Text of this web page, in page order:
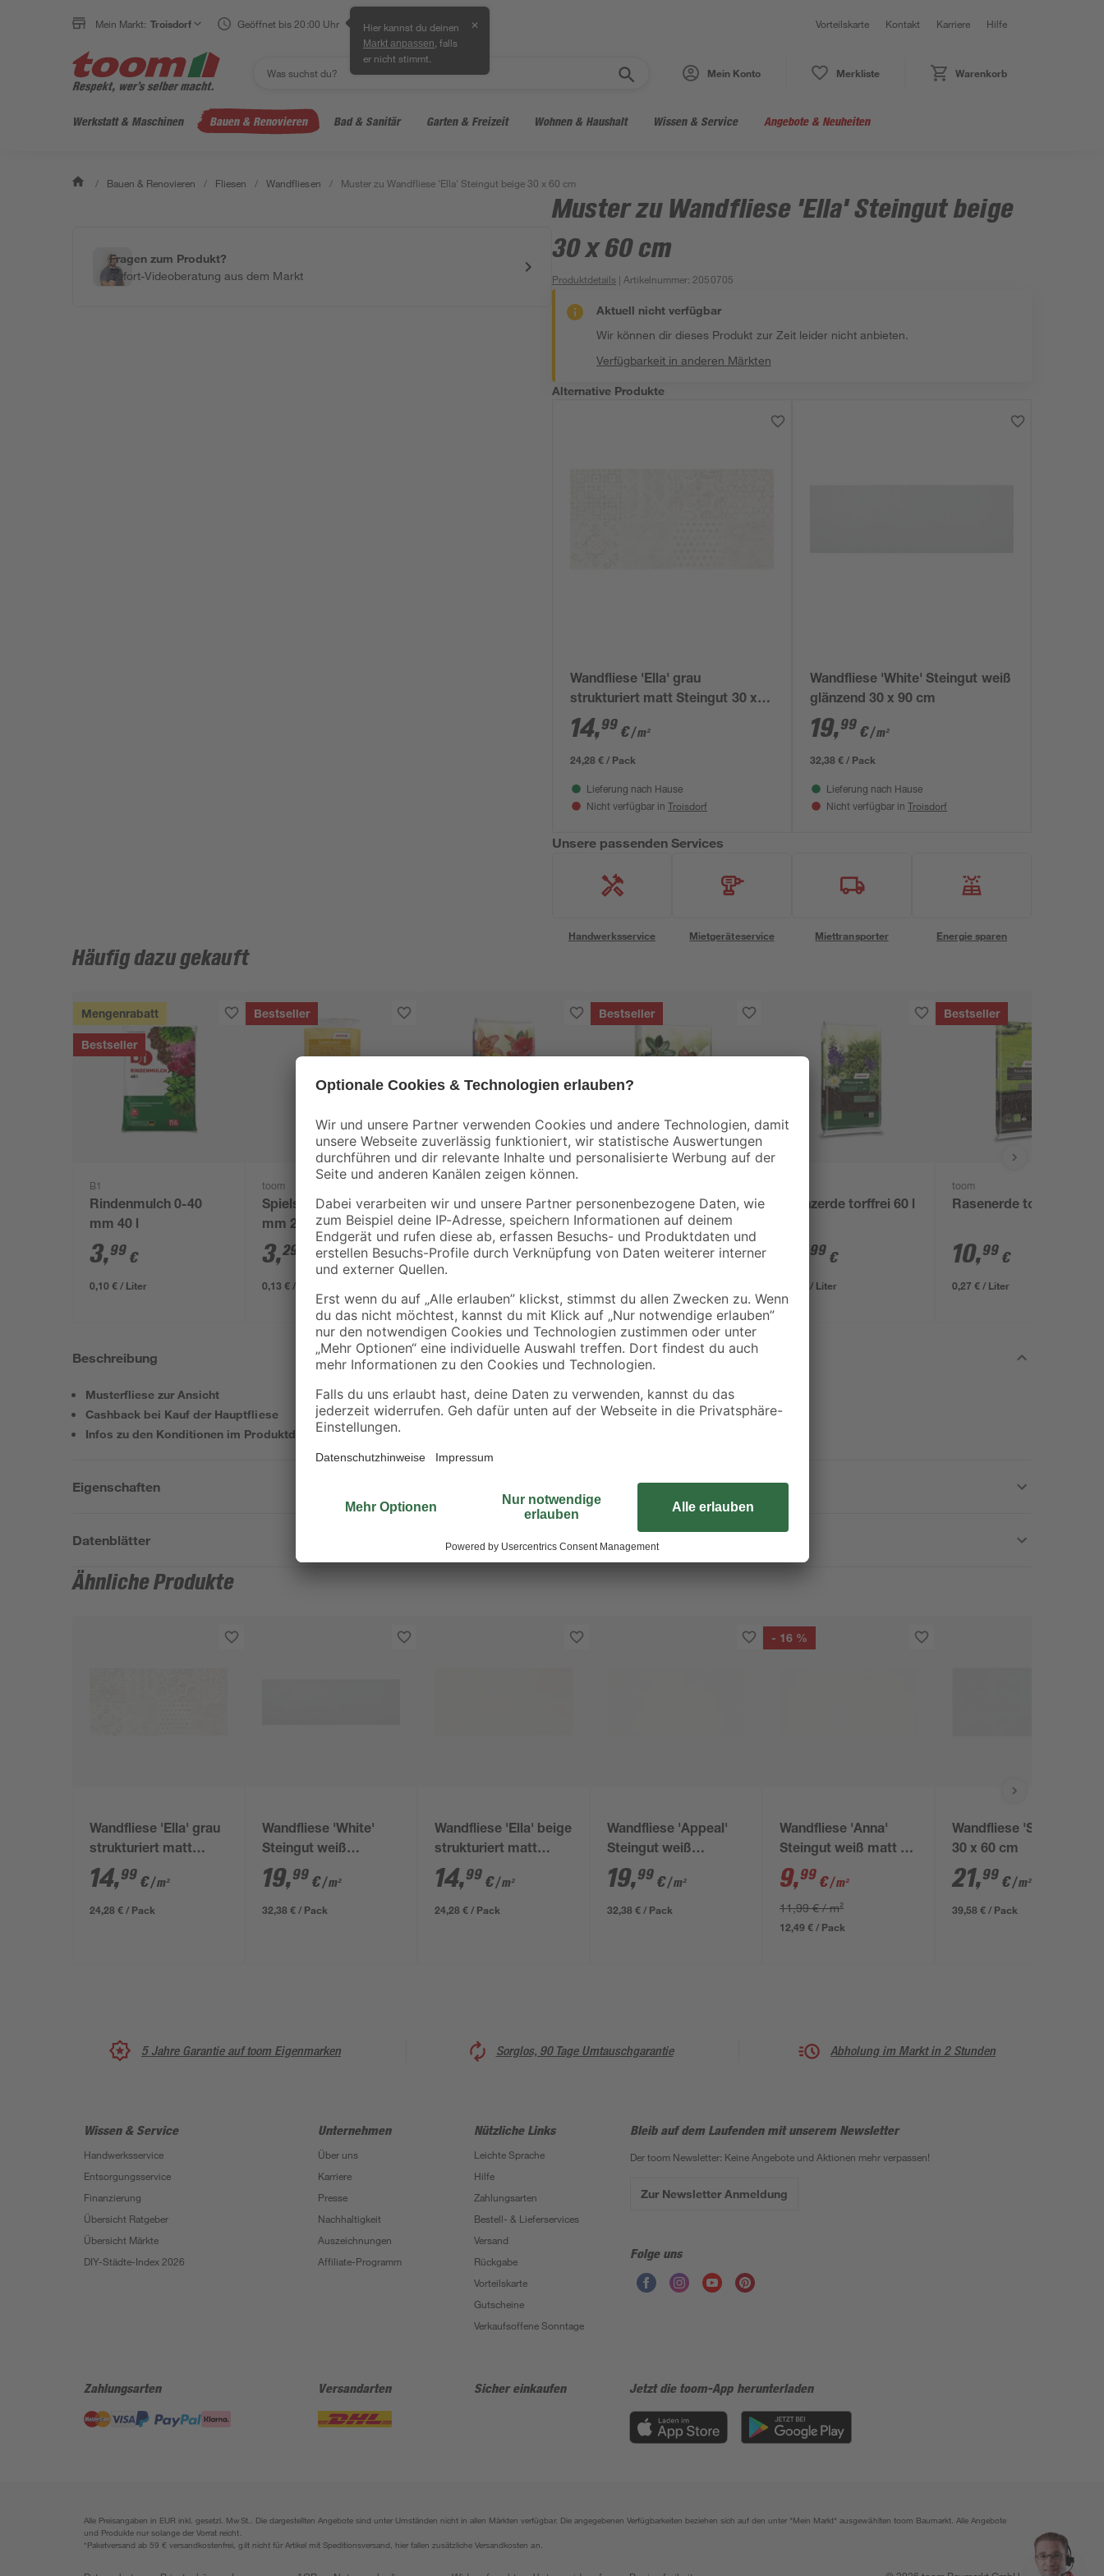
Mein Markt: Troisdorf Geöffnet bis 20:00 Uhr Hier kannst du deinen
Markt anpassen , falls
er nicht stimmt.
✕ Vorteilskarte Kontakt Karriere Hilfe
Mein Konto Merkliste Warenkorb
Werkstatt & Maschinen Bauen & Renovieren Bad & Sanitär Garten & Freizeit Wohnen & Haushalt Wissen & Service Angebote & Neuheiten
/ Bauen & Renovieren / Fliesen / Wandfliesen / Muster zu Wandfliese 'Ella' Steingut beige 30 x 60 cm
Fragen zum Produkt?
Sofort-Videoberatung aus dem Markt
Muster zu Wandfliese 'Ella' Steingut beige
30 x 60 cm
Produktdetails | Artikelnummer: 2050705
Aktuell nicht verfügbar
Wir können dir dieses Produkt zur Zeit leider nicht anbieten.
Verfügbarkeit in anderen Märkten
Alternative Produkte
Wandfliese 'Ella' grau
strukturiert matt Steingut 30 x
60 cm
14,99 €/ m²
24,28 € / Pack
Lieferung nach Hause
Nicht verfügbar in Troisdorf
Wandfliese 'White' Steingut weiß
glänzend 30 x 90 cm
19,99 €/ m²
32,38 € / Pack
Lieferung nach Hause
Nicht verfügbar in Troisdorf
Unsere passenden Services
Handwerksservice Mietgeräteservice Miettransporter Energie sparen
Häufig dazu gekauft
Mengenrabatt
Bestseller
B1
Rindenmulch 0-40
mm 40 l
3,99 €
0,10 € / Liter
Bestseller
toom
Spielsand beige 0-2
mm 25 kg
3,29
0,13 € / Kilogramm
Blumenerde torffrei
50 l
9,99 €
Bestseller
Zimmerpflanzenerde
torffrei 10 l
5,99 €
Pflanzerde torffrei 60 l
99 €
0,22 € / Liter
Bestseller
toom
Rasenerde torffrei 40 l
10,99 €
0,27 € / Liter
Beschreibung
Musterfliese zur Ansicht
Cashback bei Kauf der Hauptfliese
Infos zu den Konditionen im Produktdatenblatt
Eigenschaften
Datenblätter
Ähnliche Produkte
Wandfliese 'Ella' grau
strukturiert matt
Steingut 30 x 60 cm
14,99 €/ m²
24,28 € / Pack
Wandfliese 'White'
Steingut weiß
glänzend 30 x 90 cm
19,99 €/ m²
32,38 € / Pack
Wandfliese 'Ella' beige
strukturiert matt
Steingut 30 x 60 cm
14,99 €/ m²
24,28 € / Pack
Wandfliese 'Appeal'
Steingut weiß
matt/glänzend 30 x 60
cm
19,99 €/ m²
32,38 € / Pack
- 16 %
Wandfliese 'Anna'
Steingut weiß matt 30
x 60 cm
9,99 €/ m²
11,99 € / m²
12,49 € / Pack
Wandfliese 'Seal' weiß
30 x 60 cm
21,99 €/ m²
39,58 € / Pack
5 Jahre Garantie auf toom Eigenmarken Sorglos, 90 Tage Umtauschgarantie Abholung im Markt in 2 Stunden
Wissen & Service
Handwerksservice
Entsorgungsservice
Finanzierung
Übersicht Ratgeber
Übersicht Märkte
DIY-Städte-Index 2026
Unternehmen
Über uns
Karriere
Presse
Nachhaltigkeit
Auszeichnungen
Affiliate-Programm
Nützliche Links
Leichte Sprache
Hilfe
Zahlungsarten
Bestell- & Lieferservices
Versand
Rückgabe
Vorteilskarte
Gutscheine
Verkaufsoffene Sonntage
Bleib auf dem Laufenden mit unserem Newsletter
Der toom Newsletter: Keine Angebote und Aktionen mehr verpassen!
Zur Newsletter Anmeldung
Folge uns
Zahlungsarten Versandarten Sicher einkaufen Jetzt die toom-App herunterladen
Alle Preisangaben in EUR inkl. gesetzl. MwSt.. Die dargestellten Angebote sind unter Umständen nicht in allen Märkten verfügbar. Die angegebenen Verfügbarkeiten beziehen sich auf den unter "Mein Markt" ausgewählten toom Baumarkt. Alle Angebote
und Produkte nur solange der Vorrat reicht.
*Paketversand ab 59 € versandkostenfrei, gilt nicht für Artikel mit Speditionsversand, hier fallen zusätzliche Versandkosten an.